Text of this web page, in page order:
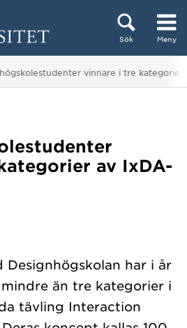
Sök Meny
vinnare i tre kategorier
av IxDA-
Designhögskolan har i år
än tre kategorier i
tävling Interaction